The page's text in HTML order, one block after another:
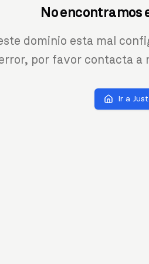
No encontramos
dominio esta mal
por favor contacta a
Ir a